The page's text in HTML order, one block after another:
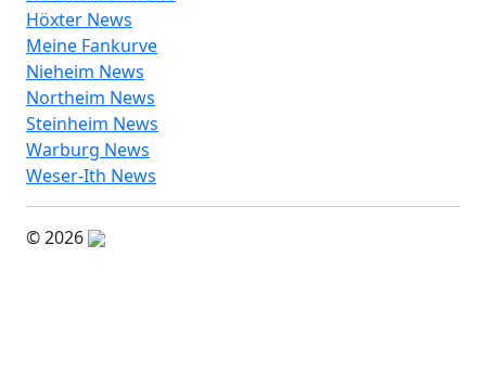
Höxter News
Meine Fankurve
Nieheim News
Northeim News
Steinheim News
Warburg News
Weser-Ith News
© 2026